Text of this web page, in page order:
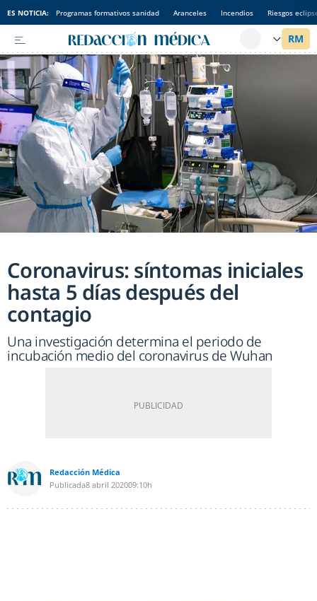
ES NOTICIA: Programas formativos sanidad Aranceles Incendios Riesgos
Coronavirus: síntomas iniciales
hasta 5 días después del
contagio
Una investigación determina el periodo de
incubación medio del coronavirus de Wuhan
Redacción Médica
Publicada8 abril 202009:10h